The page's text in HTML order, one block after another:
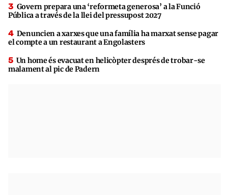
Govern prepara una ‘reformeta generosa’ a la Funció
Pública a través de la llei del pressupost 2027
Denuncien a xarxes que una família ha marxat sense pagar
el compte a un restaurant a Engolasters
Un home és evacuat en helicòpter després de trobar-se
malament al pic de Padern